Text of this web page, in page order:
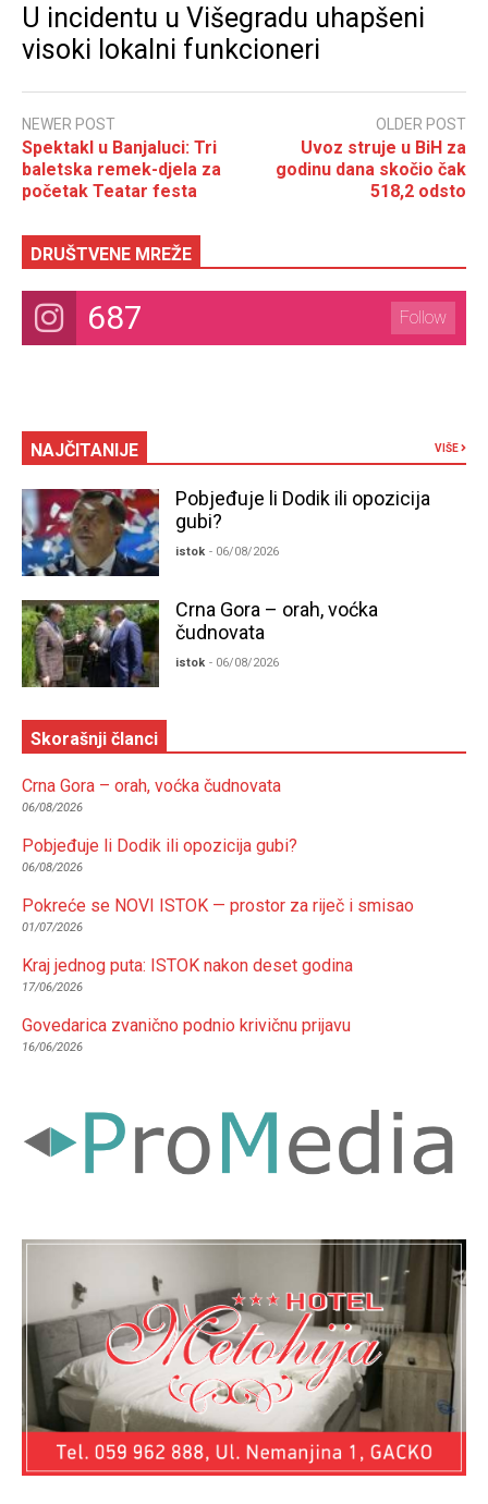
U incidentu u Višegradu uhapšeni
visoki lokalni funkcioneri
NEWER POST
Spektakl u Banjaluci: Tri
baletska remek-djela za
početak Teatar festa
OLDER POST
Uvoz struje u BiH za
godinu dana skočio čak
518,2 odsto
DRUŠTVENE MREŽE
687 Follow
NAJČITANIJE VIŠE
Pobjeđuje li Dodik ili opozicija
gubi?
istok - 06/08/2026
Crna Gora – orah, voćka
čudnovata
istok - 06/08/2026
Skorašnji članci
Crna Gora – orah, voćka čudnovata
06/08/2026
Pobjeđuje li Dodik ili opozicija gubi?
06/08/2026
Pokreće se NOVI ISTOK — prostor za riječ i smisao
01/07/2026
Kraj jednog puta: ISTOK nakon deset godina
17/06/2026
Govedarica zvanično podnio krivičnu prijavu
16/06/2026